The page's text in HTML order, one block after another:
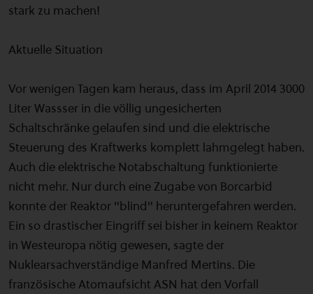
stark zu machen!
Aktuelle Situation
Vor wenigen Tagen kam heraus, dass im April 2014 3000
Liter Wassser in die völlig ungesicherten
Schaltschränke gelaufen sind und die elektrische
Steuerung des Kraftwerks komplett lahmgelegt haben.
Auch die elektrische Notabschaltung funktionierte
nicht mehr. Nur durch eine Zugabe von Borcarbid
konnte der Reaktor "blind" heruntergefahren werden.
Ein so drastischer Eingriff sei bisher in keinem Reaktor
in Westeuropa nötig gewesen, sagte der
Nuklearsachverständige Manfred Mertins. Die
französische Atomaufsicht ASN hat den Vorfall